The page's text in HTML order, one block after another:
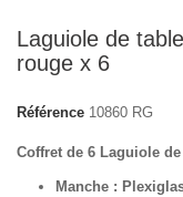
Laguiole de
rouge x 6
Référence 10860 RG
Coffret de 6 Laguiole
Manche :